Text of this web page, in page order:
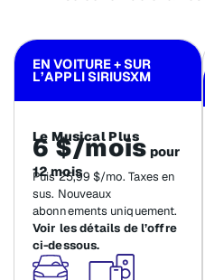
EN VOITURE + SUR
L’APPLI SIRIUSXM
Le Musical Plus
6 $/mois pour
12 mois
Puis 25,99 $/mo. Taxes en
sus. Nouveaux
abonnements uniquement.
Voir les détails de l’offre
ci-dessous.